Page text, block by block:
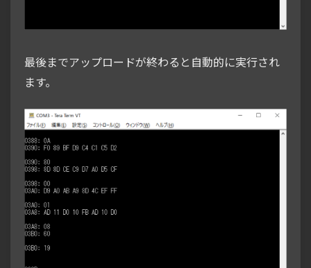
最後までアップロードが終わると自動的に実行され
ます。